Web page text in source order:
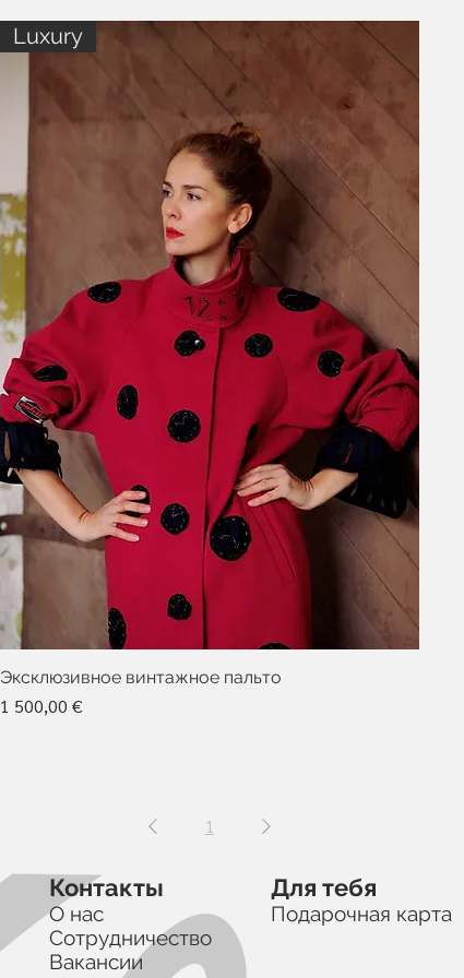
Luxury
Эксклюзивное винтажное пальто
Цена
1 500,00 €
1
Контакты
О нас
Сотрудничество
Вакансии
Для тебя
Подарочная карта